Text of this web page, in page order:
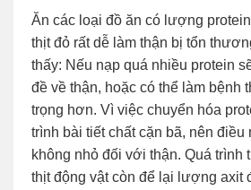
Ăn các loại đồ ăn có lượng
thịt đỏ rất dễ làm thận bị tổn
thấy: Nếu nạp quá nhiều protein
đề về thận, hoặc có thể làm bệnh
trọng hơn. Vì việc chuyển hóa
trình bài tiết chất cặn bã, nên điều
không nhỏ đối với thận. Quá trình
thịt động vật còn để lại lượng axit